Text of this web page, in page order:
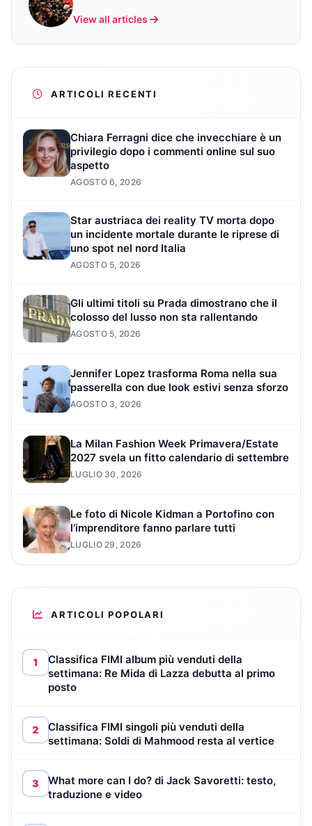
View all articles
ARTICOLI RECENTI
Chiara Ferragni dice che invecchiare è un
privilegio dopo i commenti online sul suo
aspetto
AGOSTO 6, 2026
Star austriaca dei reality TV morta dopo
un incidente mortale durante le riprese di
uno spot nel nord Italia
AGOSTO 5, 2026
Gli ultimi titoli su Prada dimostrano che il
colosso del lusso non sta rallentando
AGOSTO 5, 2026
Jennifer Lopez trasforma Roma nella sua
passerella con due look estivi senza sforzo
AGOSTO 3, 2026
La Milan Fashion Week Primavera/Estate
2027 svela un fitto calendario di settembre
LUGLIO 30, 2026
Le foto di Nicole Kidman a Portofino con
l’imprenditore fanno parlare tutti
LUGLIO 29, 2026
ARTICOLI POPOLARI
1
Classifica FIMI album più venduti della
settimana: Re Mida di Lazza debutta al primo
posto
2
Classifica FIMI singoli più venduti della
settimana: Soldi di Mahmood resta al vertice
3
What more can I do? di Jack Savoretti: testo,
traduzione e video